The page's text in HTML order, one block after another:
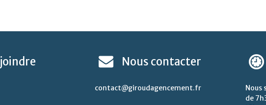
joindre Nous contacter
contact@giroudagencement.fr
Nous
de